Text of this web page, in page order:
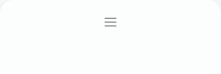
Gizlilik Politikası
menüyü